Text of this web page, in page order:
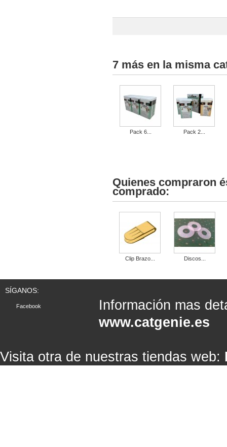
7 más en la misma
Pack 6... Pack 2...
Quienes compraron
comprado:
Clip Brazo... Discos...
SÍGANOS:
Facebook
Información mas
www.catgenie.es
Visita otra de nuestras tiendas web: